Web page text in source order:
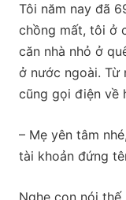
Tôi năm nay đã
chồng mất, tôi ở
căn nhà nhỏ ở
ở nước ngoài. Từ
cũng gọi điện về
– Mẹ yên tâm
tài khoản đứng
Nghe con nói